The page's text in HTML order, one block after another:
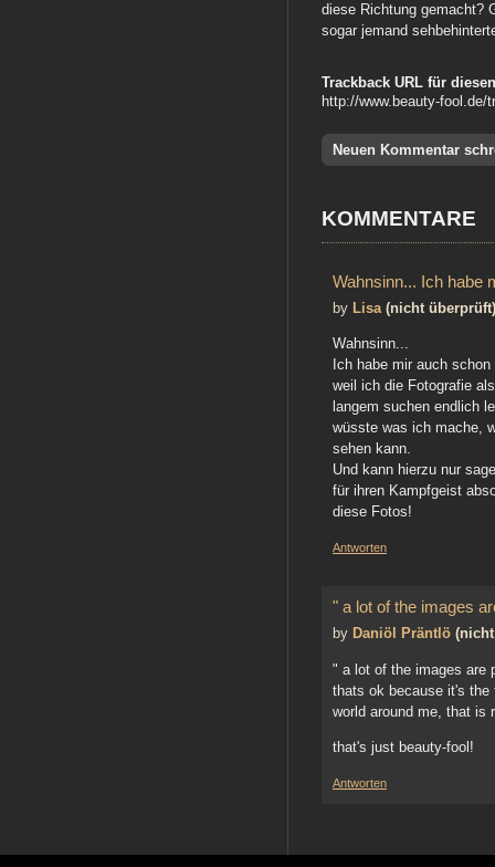
diese Richtung gemacht?
sogar jemand
Trackback URL für
http://www.beauty-fool.de/
Neuen Kommentar
KOMMENTARE
Wahnsinn... Ich habe
by Lisa (nicht überprüft)
Wahnsinn...
Ich habe mir auch
weil ich die Fotografie
langem suchen endlich
wüsste was ich mache,
sehen kann.
Und kann hierzu nur
für ihren Kampfgeist
diese Fotos!
Antworten
" a lot of the images
by Daniöl Präntlö
" a lot of the images are
thats ok because it's
world around me, that is
that's just beauty-fool!
Antworten